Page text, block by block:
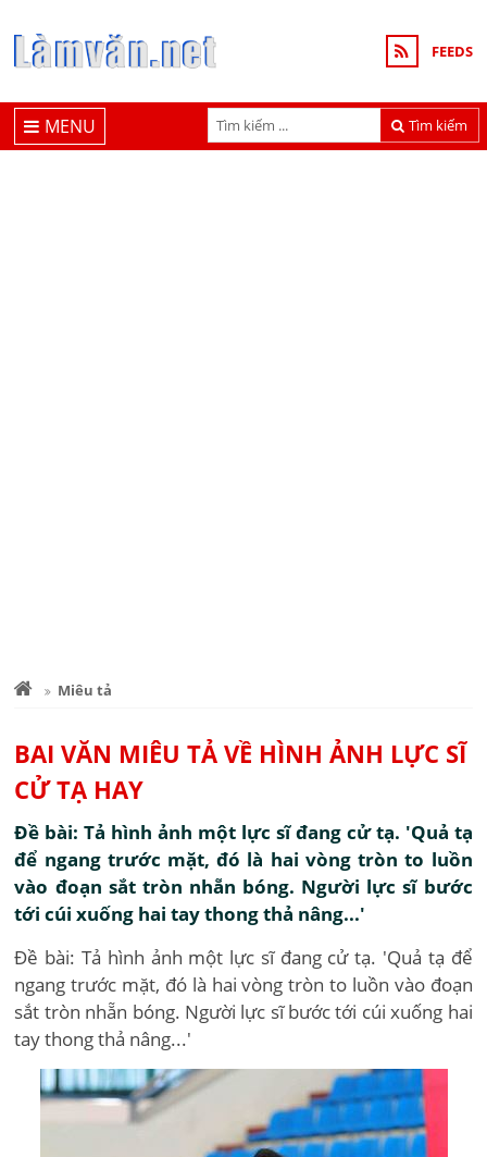
FEEDS
Tìm kiếm
MENU
Miêu tả
BAI VĂN MIÊU TẢ VỀ HÌNH ẢNH LỰC SĨ
CỬ TẠ HAY
Đề bài: Tả hình ảnh một lực sĩ đang cử tạ. 'Quả tạ
để ngang trước mặt, đó là hai vòng tròn to luồn
vào đoạn sắt tròn nhẵn bóng. Người lực sĩ bước
tới cúi xuống hai tay thong thả nâng...'
Đề bài: Tả hình ảnh một lực sĩ đang cử tạ. 'Quả tạ để
ngang trước mặt, đó là hai vòng tròn to luồn vào đoạn
sắt tròn nhẵn bóng. Người lực sĩ bước tới cúi xuống hai
tay thong thả nâng...'